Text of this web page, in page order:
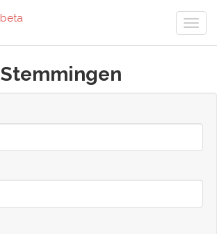
beta
Stemmingen